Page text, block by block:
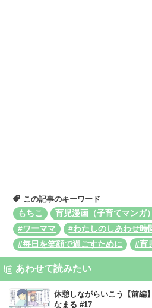
この記事のキーワード
もちこ
育児漫画（子育てマンガ）
#ワーママ
#わたしのしあわせ時
#毎日を笑顔で過ごすために
#育
あわせて読みたい
休憩しながらいこう【前編
なまる #17